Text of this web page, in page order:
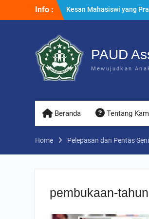
Info :
Kesan Mahasiswi yang
PAUD Assova
Muslimat NU
Praktek Menanam
Muslimat NUPAUD
Mewujudkan
Beranda Tentang
Home Pelepasan dan Pentas
pembukaan-